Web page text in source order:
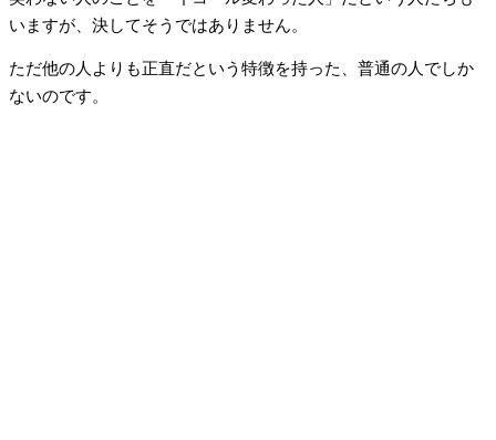
いますが、決してそうではありません。
ただ他の人よりも正直だという特徴を持った、普通の人でしか
ないのです。